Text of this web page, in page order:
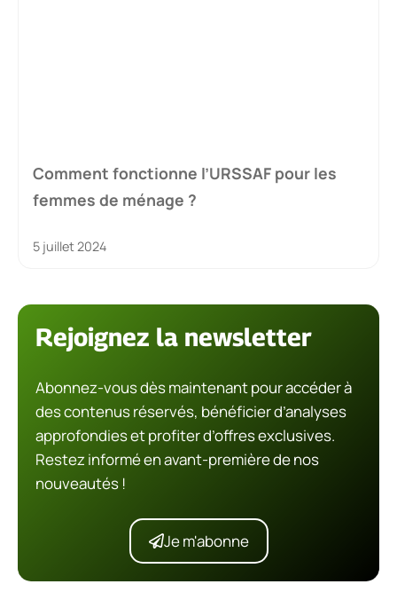
Comment fonctionne l’URSSAF pour les
femmes de ménage ?
5 juillet 2024
Rejoignez la newsletter
Abonnez-vous dès maintenant pour accéder à
des contenus réservés, bénéficier d’analyses
approfondies et profiter d’offres exclusives.
Restez informé en avant-première de nos
nouveautés !
Je m'abonne